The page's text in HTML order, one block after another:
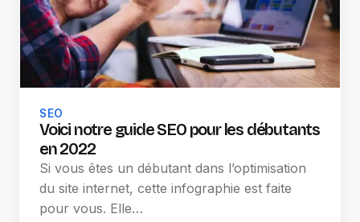
SEO
Voici notre guide SEO pour les débutants
en 2022
Si vous êtes un débutant dans l’optimisation
du site internet, cette infographie est faite
pour vous. Elle…